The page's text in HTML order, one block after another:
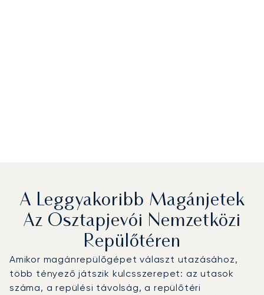
A Leggyakoribb Magánjetek
Az Osztapjevói Nemzetközi
Repülőtéren
Amikor magánrepülőgépet választ utazásához,
több tényező játszik kulcsszerepet: az utasok
száma, a repülési távolság, a repülőtéri